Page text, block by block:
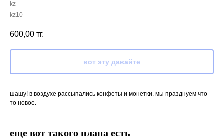
kz
kz10
600,00 тг.
вот эту давайте
шашу! в воздухе рассыпались конфеты и монетки. мы празднуем что-
то новое.
еще вот такого плана есть